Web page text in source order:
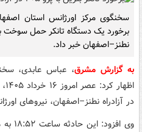
سخنگوی مرکز اورژانس استان
نطنز–اصفهان خبر داد.
به گزارش مشرق، عباس عابدی،
در آزادراه نطنز–اصفهان، نیروهای
وی